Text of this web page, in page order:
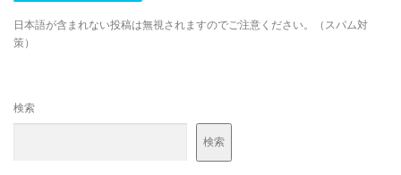
日本語が含まれない投稿は無視されますのでご注意ください。（スパム対
策）
検索
検索